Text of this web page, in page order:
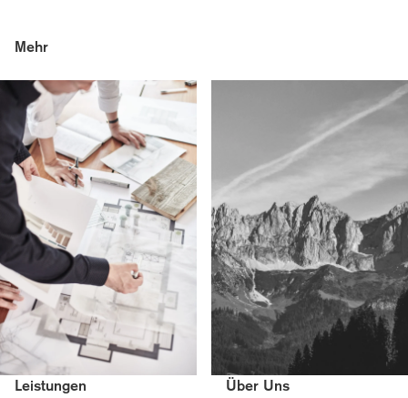
Mehr
Leistungen
Über Uns